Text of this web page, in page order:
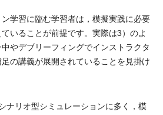
学習に臨む学習者は，模擬実践に必要
いることが前提です。実際は3）のよ
やデブリーフィングでインストラクタ
の講義が展開されていることを見掛け
ナリオ型シミュレーションに多く，模